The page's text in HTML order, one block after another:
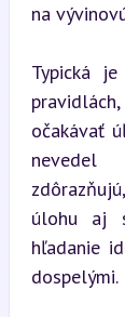
na
Typická
očakávať
nevedel
úlohu aj
hľadanie
dospelými.